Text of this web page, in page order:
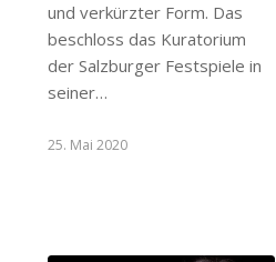
und verkürzter Form. Das
beschloss das Kuratorium
der Salzburger Festspiele in
seiner…
25. Mai 2020